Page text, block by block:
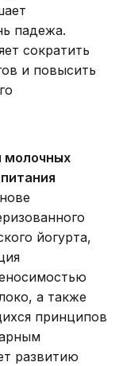
падежа.
сократить
и повысить
молочных
йогурта,
а также
принципов
развитию